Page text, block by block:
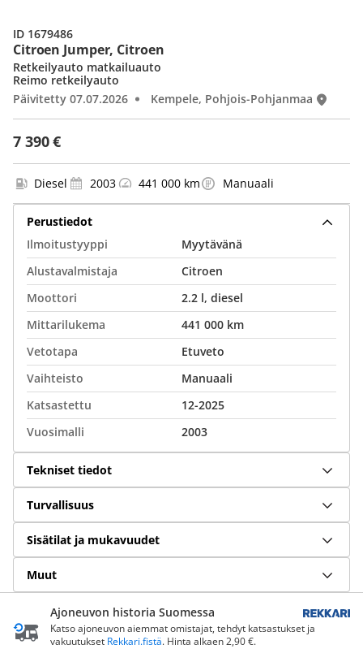
Citroen Jumper, Citroen
7 390 €
Retkeilyauto matkailuauto
Reimo retkeilyauto
Päivitetty 07.07.2026
Kempele, Pohjois-Pohjanmaa
ID 1679486
Diesel 2003 441 000 km Manuaali
Perustiedot
Ilmoitustyyppi
Myytävänä
Alustavalmistaja
Citroen
Moottori
2.2 l, diesel
Mittarilukema
441 000 km
Vetotapa
Etuveto
Vaihteisto
Manuaali
Katsastettu
12-2025
Vuosimalli
2003
Tekniset tiedot
Turvallisuus
Sisätilat ja mukavuudet
Muut
Ajoneuvon historia Suomessa
Katso ajoneuvon aiemmat omistajat, tehdyt katsastukset ja
vakuutukset Rekkari.fistä. Hinta alkaen 2,90 €.